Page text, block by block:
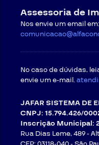
Assessoria de
Nos envie um email em:
No caso de dúvidas,
envie um e-mail.
JAFAR SISTEMA DE
CNPJ: 15.794.426/
Inscrição Municipal:
Rua Dias Leme, 489 -